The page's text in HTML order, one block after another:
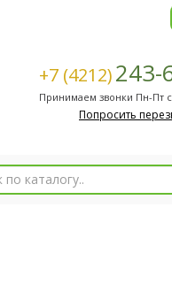
+7 (4212)243-
Принимаем звонки Пн-Пт
Попросить